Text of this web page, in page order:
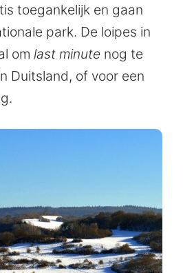
toegankelijk en gaan
park. De loipes in
om last minute nog te
Duitsland, of voor een